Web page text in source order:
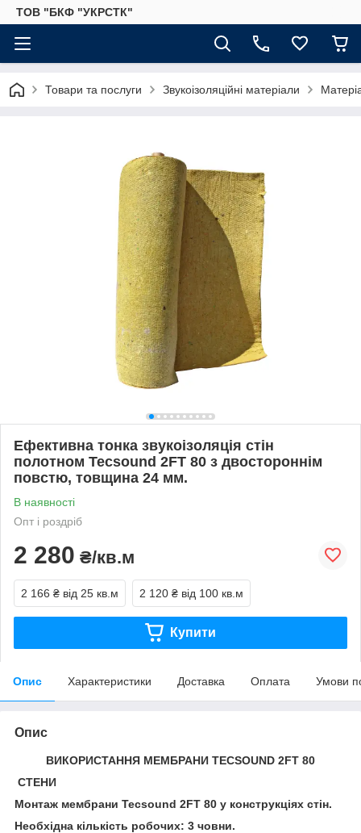
ТОВ "БКФ "УКРСТК"
Товари та послуги Звукоізоляційні матеріали
Ефективна тонка звукоізоляція стін
полотном Tecsound 2FT 80 з двостороннім
повстю, товщина 24 мм.
В наявності
Опт і роздріб
2 280 ₴/кв.м
2 166 ₴ від 25 кв.м 2 120 ₴ від 100 кв.м
Купити
Опис Характеристики Доставка Оплата Умови
Опис
ВИКОРИСТАННЯ МЕМБРАНИ TECSOUND 2FT 80
СТЕНИ
Монтаж мембрани Tecsound 2FT 80 у конструкціях стін.
Необхідна кількість робочих: 3 човни.